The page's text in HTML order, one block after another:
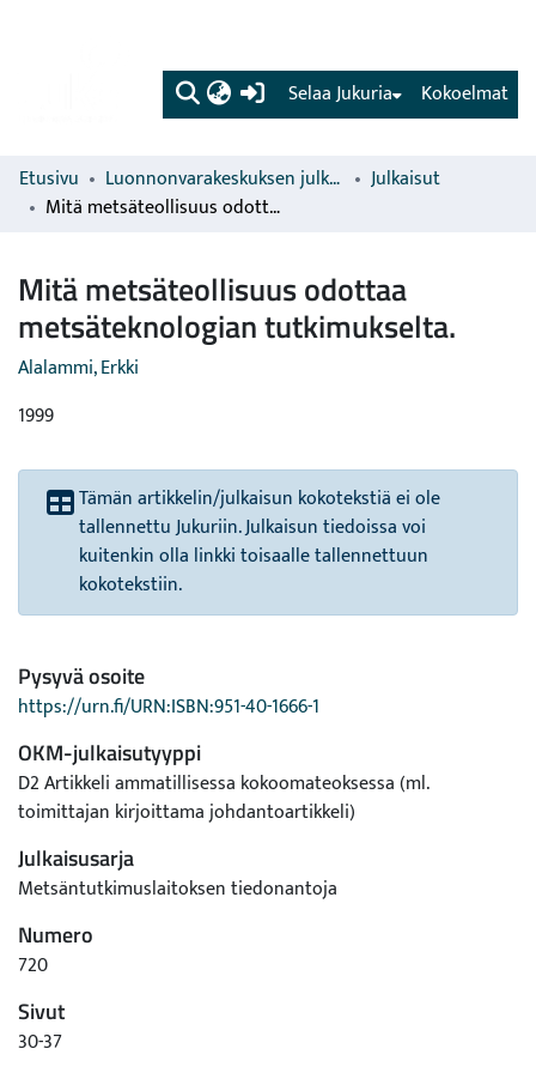
(current) Kokoelmat
Selaa Jukuria
Etusivu Luonnonvarakeskuksen julkaisut
Julkaisut
Mitä metsäteollisuus odottaa metsäteknologian tutkimukselta.
Mitä metsäteollisuus odottaa
metsäteknologian tutkimukselta.
Alalammi, Erkki
1999
Tämän artikkelin/julkaisun kokotekstiä ei ole
tallennettu Jukuriin. Julkaisun tiedoissa voi
kuitenkin olla linkki toisaalle tallennettuun
kokotekstiin.
Pysyvä osoite
https://urn.fi/URN:ISBN:951-40-1666-1
OKM-julkaisutyyppi
D2 Artikkeli ammatillisessa kokoomateoksessa (ml.
toimittajan kirjoittama johdantoartikkeli)
Julkaisusarja
Metsäntutkimuslaitoksen tiedonantoja
Numero
720
Sivut
30-37